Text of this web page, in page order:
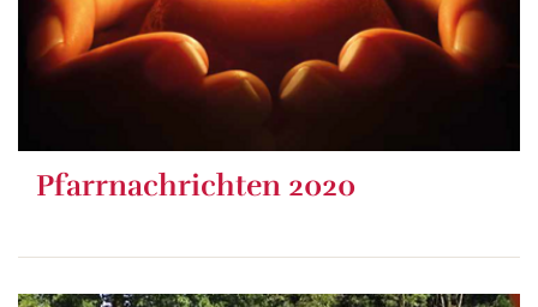
Pfarrnachrichten 2020